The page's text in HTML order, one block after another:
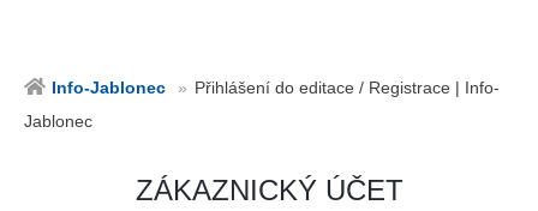
Info-Jablonec
Přihlášení do editace / Registrace | Info-
Jablonec
ZÁKAZNICKÝ ÚČET